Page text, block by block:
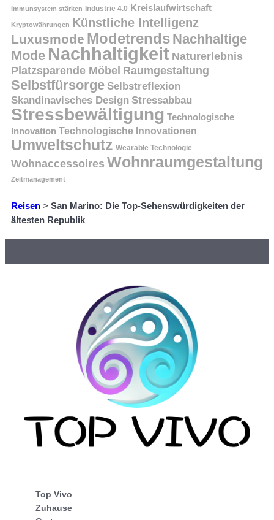
Immunsystem stärken Industrie 4.0 Kreislaufwirtschaft
Kryptowährungen Künstliche Intelligenz
Luxusmode Modetrends Nachhaltige
Mode Nachhaltigkeit Naturerlebnis
Platzsparende Möbel Raumgestaltung
Selbstfürsorge Selbstreflexion
Skandinavisches Design Stressabbau
Stressbewältigung Technologische
Innovation Technologische Innovationen
Umweltschutz Wearable Technologie
Wohnaccessoires Wohnraumgestaltung
Zeitmanagement
Reisen > San Marino: Die Top-Sehenswürdigkeiten der
ältesten Republik
Top Vivo
Zuhause